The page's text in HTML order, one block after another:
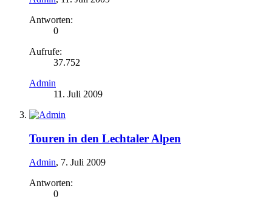
Antworten:
0
Aufrufe:
37.752
Admin
11. Juli 2009
Touren in den Lechtaler Alpen
Admin, 7. Juli 2009
Antworten:
0